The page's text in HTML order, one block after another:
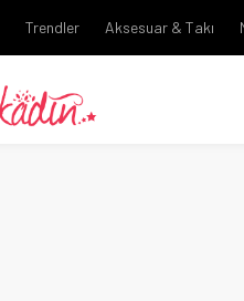
Trendler Aksesuar & Takı